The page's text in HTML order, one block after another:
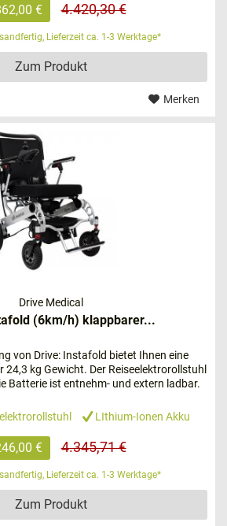
und die
Batteriengehören
Lieferumfang dazu. Sie möchten
machen?
klappbaren
an Ihre Bedürfnisse anpassen.
ist die Reichweite, die bei diesem
28 kmliegt. Auch der
verfügt über eine
überwinden. Dank der
passt das Modell problemlos in
und belastungsfähig
shoprider-heavy-
€ 4.420,30 €
Lieferzeit ca. 1-3 Werktage*
Zum Produkt
Merken
Drive Medical
(6km/h) klappbarer...
von Drive: Instafold bietet Ihnen eine
kg Gewicht. Der Reiseelektrorollstuhl
Batterie ist entnehm- und extern ladbar.
LIthium-Ionen Akku
€ 4.345,71 €
Lieferzeit ca. 1-3 Werktage*
Zum Produkt